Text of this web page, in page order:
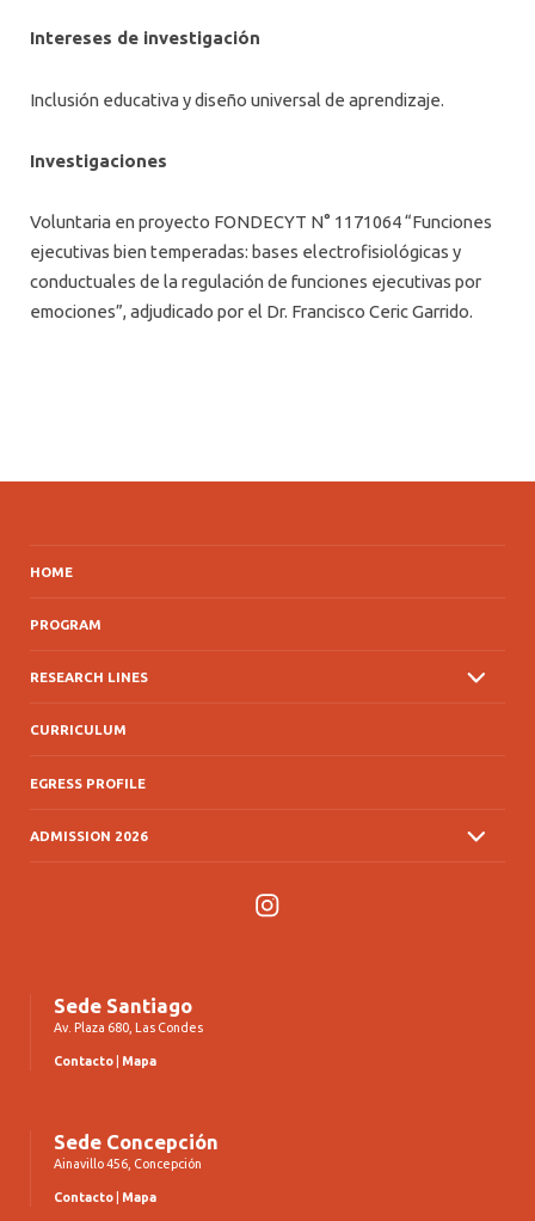
Intereses de investigación
Inclusión educativa y diseño universal de aprendizaje.
Investigaciones
Voluntaria en proyecto FONDECYT N° 1171064“Funciones
ejecutivas bien temperadas: bases electrofisiológicas y
conductuales de la regulación de funciones ejecutivas por
emociones”, adjudicado por el Dr. Francisco Ceric Garrido.
HOME
PROGRAM
RESEARCH LINES
CURRICULUM
EGRESS PROFILE
ADMISSION 2026
Instagram
Sede Santiago
Av. Plaza 680, Las Condes
Contacto Mapa
Sede Concepción
Ainavillo 456, Concepción
Contacto Mapa